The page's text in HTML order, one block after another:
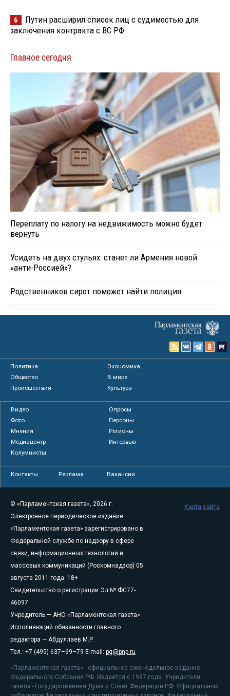
6
Путин расширил список лиц с судимостью для
заключения контракта с ВС РФ
Главное сегодня
Переплату по налогу на недвижимость можно будет
вернуть
Усидеть на двух стульях: станет ли Армения новой
«анти-Россией»?
Родственников сирот поможет найти полиция
Политика
Экономика
Общество
В мире
Происшествия
Культура
Видео
Опросы
Фото
Персоны
Мнения
Регионы
Медиацентр
Интервью
Колумнисты
Контакты Реклама Вакансии
© «Парламентская газета», 2026 г.
Электронное периодическое издание
«Парламентская газета» зарегистрировано в
Федеральной службе по надзору в сфере
связи, информационных технологий и
массовых коммуникаций (Роскомнадзор) 05
августа 2011 года. 18+
Свидетельство о регистрации Эл № ФС77-
46097
Учредитель — АНО «Парламентская газета»
Исполняющий обязанности главного
редактора — Абдуллаев М.Р.
Тел.: +7 (495) 637–69–79 E-mail: pg@pnp.ru
«Парламентская газета» - официальное еженедельное издание
Федерального Собрания РФ. Издается с 1997 года. Учредители
газеты - Государственная Дума и Совет Федерации РФ. Официальный
Карта сайта